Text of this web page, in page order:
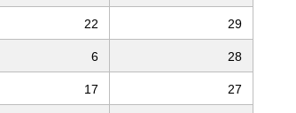
22 29
6 28
17 27